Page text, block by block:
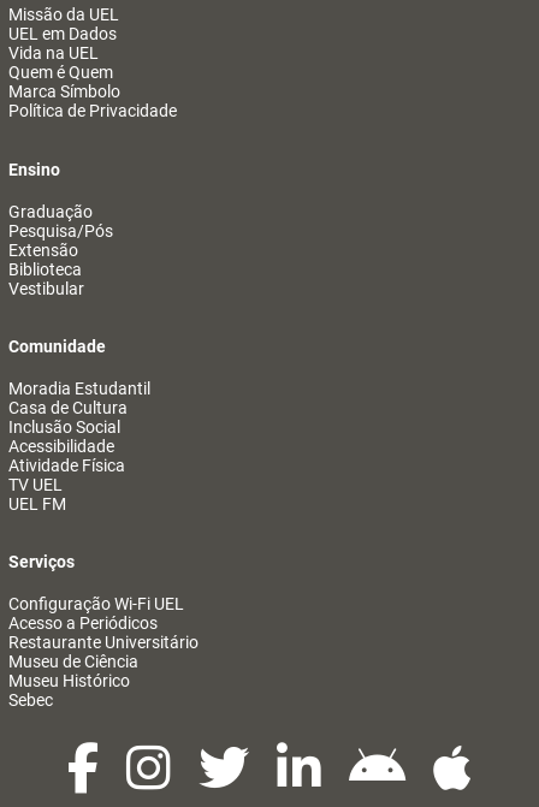
Missão da UEL
UEL em Dados
Vida na UEL
Quem é Quem
Marca Símbolo
Política de Privacidade
Ensino
Graduação
Pesquisa/Pós
Extensão
Biblioteca
Vestibular
Comunidade
Moradia Estudantil
Casa de Cultura
Inclusão Social
Acessibilidade
Atividade Física
TV UEL
UEL FM
Serviços
Configuração Wi-Fi UEL
Acesso a Periódicos
Restaurante Universitário
Museu de Ciência
Museu Histórico
Sebec